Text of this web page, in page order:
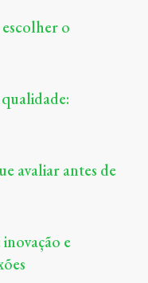
escolher o
avaliar antes de
e